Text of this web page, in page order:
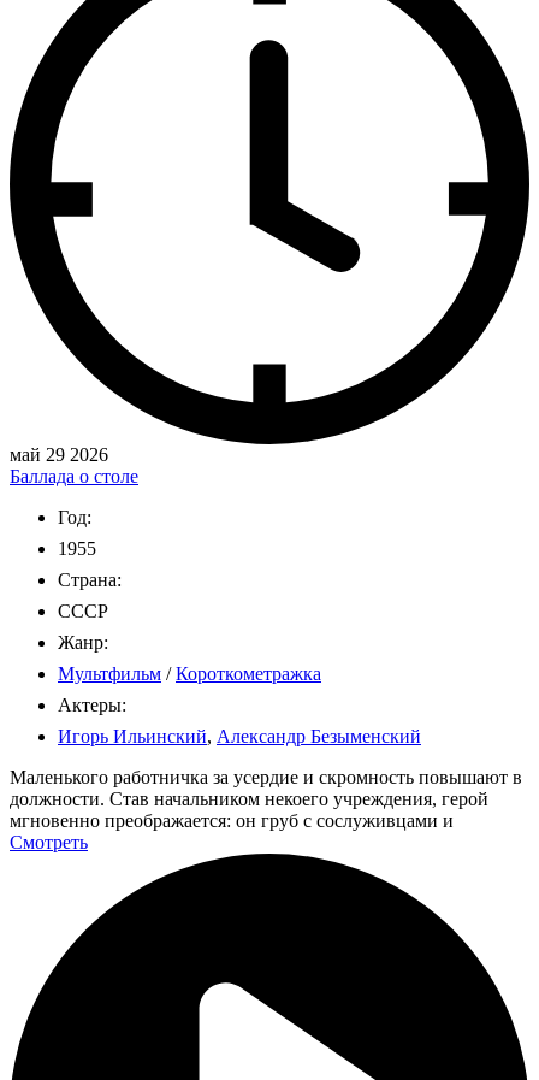
май 29 2026
Баллада о столе
Год:
1955
Страна:
СССР
Жанр:
Мультфильм /Короткометражка
Актеры:
Игорь Ильинский, Александр Безыменский
Маленького работничка за усердие и скромность повышают в
должности. Став начальником некоего учреждения, герой
мгновенно преображается: он груб с сослуживцами и
Смотреть